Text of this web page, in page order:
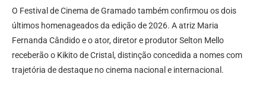
O Festival de Cinema de Gramado também confirmou os dois
últimos homenageados da edição de 2026. A atriz Maria
Fernanda Cândido e o ator, diretor e produtor Selton Mello
receberão o Kikito de Cristal, distinção concedida a nomes com
trajetória de destaque no cinema nacional e internacional.